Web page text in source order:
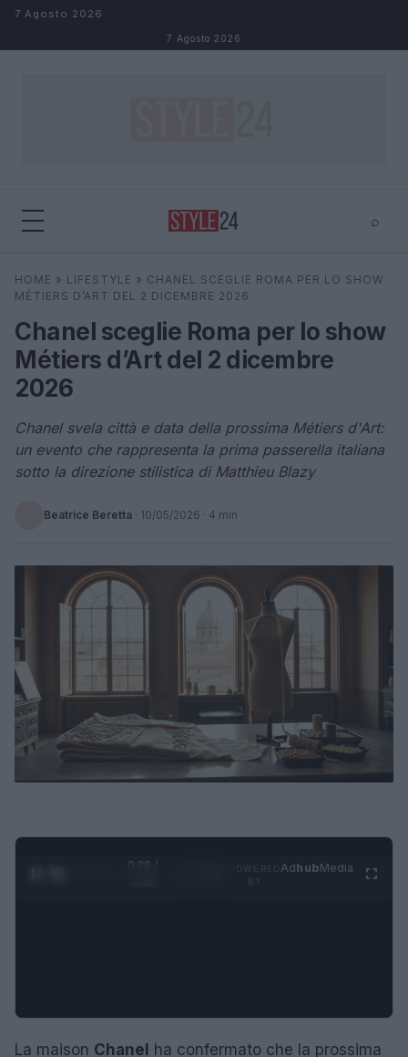
Salta al contenuto
7 Agosto 2026
7 Agosto 2026
⌕
Cerca ⌕ ×
HOME » LIFESTYLE » CHANEL SCEGLIE ROMA PER LO SHOW
MÉTIERS D’ART DEL 2 DICEMBRE 2026
Chanel sceglie Roma per lo show
Métiers d’Art del 2 dicembre
2026
Chanel svela città e data della prossima Métiers d'Art:
un evento che rappresenta la prima passerella italiana
sotto la direzione stilistica di Matthieu Blazy
Beatrice Beretta · 10/05/2026 · 4 min
0:27 /
AdhubMedia
La maison Chanel ha confermato che la prossima